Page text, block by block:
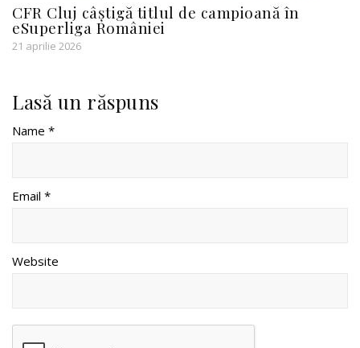
CFR Cluj câștigă titlul de campioană în
eSuperliga României
21 aprilie 2026
Lasă un răspuns
Name *
Email *
Website